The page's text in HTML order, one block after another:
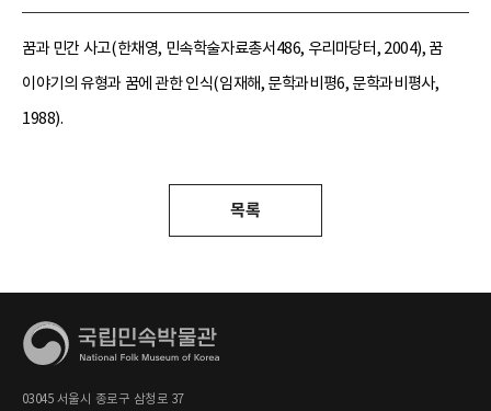
꿈과 민간 사고(한채영, 민속학술자료총서486, 우리마당터, 2004), 꿈
이야기의 유형과 꿈에 관한 인식(임재해, 문학과비평6, 문학과비평사,
1988).
목록
03045 서울시 종로구 삼청로 37